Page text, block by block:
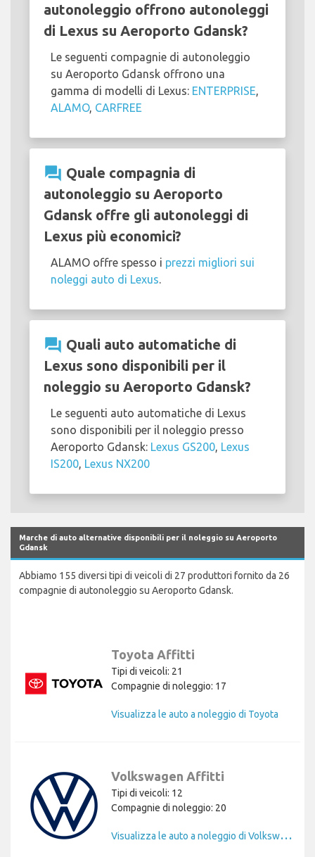
autonoleggio offrono autonoleggi
di Lexus su Aeroporto Gdansk?
Le seguenti compagnie di autonoleggio
su Aeroporto Gdansk offrono una
gamma di modelli di Lexus: ENTERPRISE
ALAMO, CARFREE
question_answer Quale compagnia di
autonoleggio su Aeroporto
Gdansk offre gli autonoleggi di
Lexus più economici?
ALAMO offre spesso i prezzi migliori sui
noleggi auto di Lexus
question_answer Quali auto automatiche di
Lexus sono disponibili per il
noleggio su Aeroporto Gdansk?
Le seguenti auto automatiche di Lexus
sono disponibili per il noleggio presso
Aeroporto Gdansk: Lexus GS200 Lexus
IS200 Lexus NX200
Marche di auto alternative disponibili per il noleggio su Aeroporto
Gdansk
Abbiamo 155 diversi tipi di veicoli di 27 produttori fornito da 26
compagnie di autonoleggio su Aeroporto Gdansk.
Toyota Affitti
Tipi di veicoli: 21
Compagnie di noleggio: 17
Visualizza le auto a noleggio di Toyota
Volkswagen Affitti
Tipi di veicoli: 12
Compagnie di noleggio: 20
V
isualizza le auto a noleggio di Volkswagen